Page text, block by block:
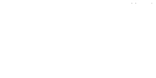
Ver todo